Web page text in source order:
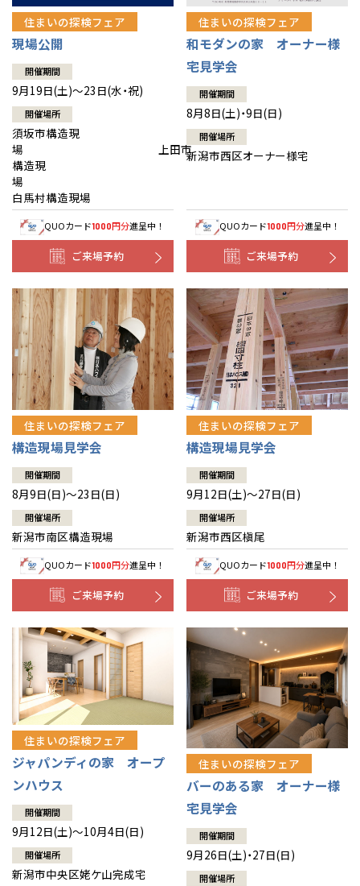
住まいの探検フェア
現場公開
開催期間
9月19日(土)～23日(水・祝)
開催場所
須坂市構造現
場 上田市
構造現
場
白馬村構造現場
QUOカード1000円分進呈中！
ご来場予約
住まいの探検フェア
和モダンの家 オーナー様
宅見学会
開催期間
8月8日(土)・9日(日)
開催場所
新潟市西区オーナー様宅
QUOカード1000円分進呈中！
ご来場予約
住まいの探検フェア
構造現場見学会
開催期間
8月9日(日)～23日(日)
開催場所
新潟市南区構造現場
QUOカード1000円分進呈中！
ご来場予約
住まいの探検フェア
構造現場見学会
開催期間
9月12日(土)～27日(日)
開催場所
新潟市西区槇尾
QUOカード1000円分進呈中！
ご来場予約
住まいの探検フェア
ジャパンディの家 オープ
ンハウス
開催期間
9月12日(土)～10月4日(日)
開催場所
新潟市中央区姥ケ山完成宅
住まいの探検フェア
バーのある家 オーナー様
宅見学会
開催期間
9月26日(土)・27日(日)
開催場所